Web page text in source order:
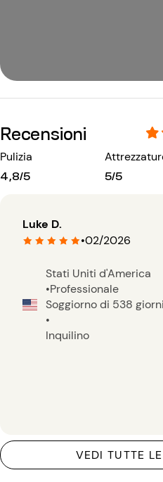
Recensioni
Pulizia
4,8/5
5/5
Luke D.
•02/2026
Stati Uniti d'America
•Professionale
Soggiorno di 538 giorni
•
Inquilino
VEDI TUTTE